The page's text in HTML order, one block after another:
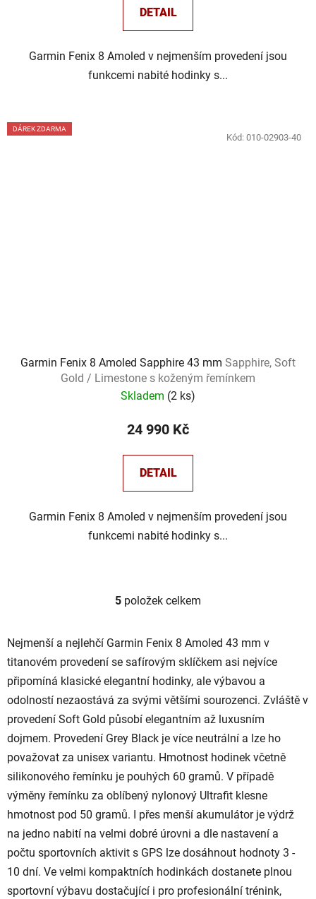
DETAIL
Garmin Fenix 8 Amoled v nejmenším provedení jsou
funkcemi nabité hodinky s...
DÁREK ZDARMA
Garmin Fenix 8 Amoled Sapphire 43 mm Sapphire, Soft
Gold / Limestone s koženým řemínkem
Skladem (2 ks)
24 990 Kč
DETAIL
Garmin Fenix 8 Amoled v nejmenším provedení jsou
funkcemi nabité hodinky s...
Kód: 010-02903-40
O
l
á
d
a
c
í
p
r
v
k
y
v
ý
p
i
s
u
5 položek celkem
Nejmenší a nejlehčí Garmin Fenix 8 Amoled 43 mm v
titanovém provedení se safírovým sklíčkem asi nejvíce
připomíná klasické elegantní hodinky, ale výbavou a
odolností nezaostává za svými většími sourozenci. Zvláště v
provedení Soft Gold působí elegantním až luxusním
dojmem. Provedení Grey Black je více neutrální a lze ho
považovat za unisex variantu. Hmotnost hodinek včetně
silikonového řemínku je pouhých 60 gramů. V případě
výměny řemínku za oblíbený nylonový Ultrafit klesne
hmotnost pod 50 gramů. I přes menší akumulátor je výdrž
na jedno nabití na velmi dobré úrovni a dle nastavení a
počtu sportovních aktivit s GPS lze dosáhnout hodnoty 3 -
10 dní. Ve velmi kompaktních hodinkách dostanete plnou
sportovní výbavu dostačující i pro profesionální trénink,